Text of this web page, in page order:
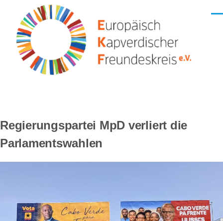
Direkt zum Inhalt
Regierungspartei MpD verliert die
Parlamentswahlen